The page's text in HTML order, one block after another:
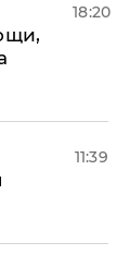
18:20
11:39